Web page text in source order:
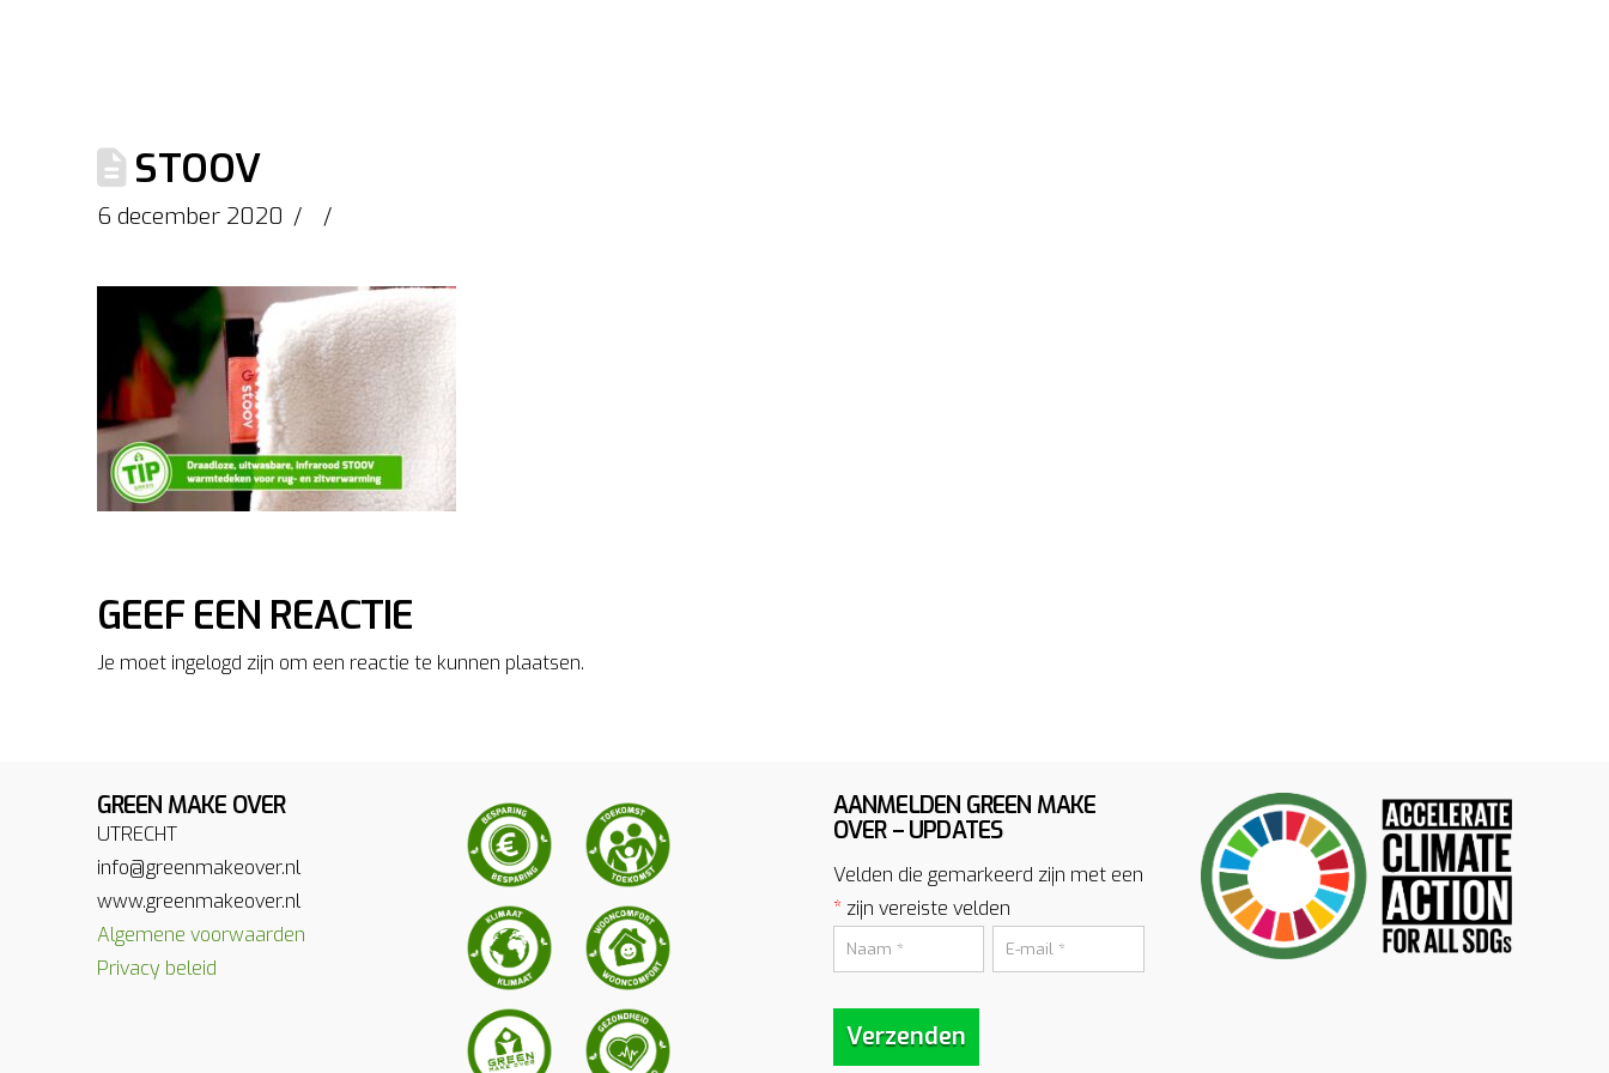
STOOV
6 december 2020
GEEF EEN REACTIE
Je moet ingelogd zijn om een reactie te kunnen plaatsen.
GREEN MAKE OVER
UTRECHT
info@greenmakeover.nl
www.greenmakeover.nl
Algemene voorwaarden
Privacy beleid
AANMELDEN GREEN MAKE
OVER – UPDATES
Velden die gemarkeerd zijn met een
*zijn vereiste velden